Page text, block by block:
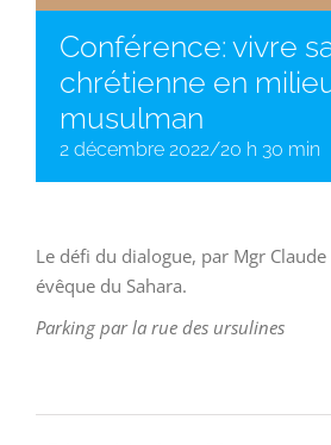
Conférence: vivre
chrétienne en
musulman
2 décembre 2022/20 h 30 min
Le défi du dialogue, par Mgr Claude
évêque du Sahara.
Parking par la rue des ursulines